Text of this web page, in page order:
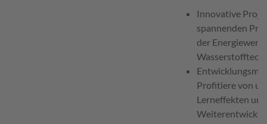
Innovative
spannenden
der
Profitiere von
Lerneffekten und